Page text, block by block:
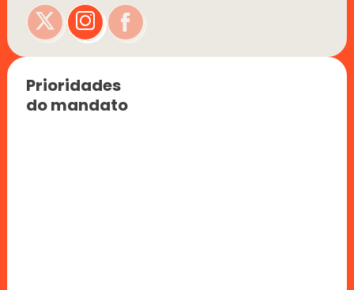
Prioridades
do mandato